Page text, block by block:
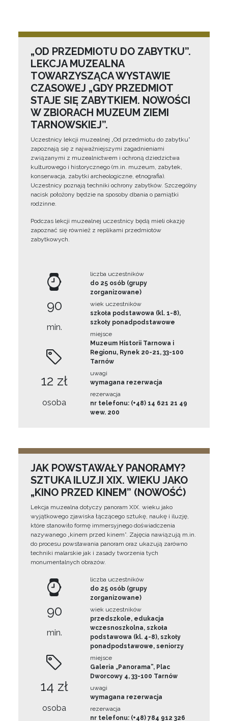
„OD PRZEDMIOTU DO ZABYTKU”.
LEKCJA MUZEALNA
TOWARZYSZĄCA WYSTAWIE
CZASOWEJ „GDY PRZEDMIOT
STAJE SIĘ ZABYTKIEM. NOWOŚCI
W ZBIORACH MUZEUM ZIEMI
TARNOWSKIEJ”.
Uczestnicy lekcji muzealnej „Od przedmiotu do zabytku”
zapoznają się z najważniejszymi zagadnieniami
związanymi z muzealnictwem i ochroną dziedzictwa
kulturowego i historycznego (m.in. muzeum, zabytek,
konserwacja, zabytki archeologiczne, etnografia).
Uczestnicy poznają techniki ochrony zabytków. Szczególny
nacisk położony będzie na sposoby dbania o pamiątki
rodzinne.
Podczas lekcji muzealnej uczestnicy będą mieli okazję
zapoznać się również z replikami przedmiotów
zabytkowych.
90
min.
12 zł
osoba
liczba uczestników
do 25 osób (grupy
zorganizowane)
wiek uczestników
szkoła podstawowa (kl. 1-8),
szkoły ponadpodstawowe
miejsce
Muzeum Historii Tarnowa i
Regionu, Rynek 20-21, 33-100
Tarnów
uwagi
wymagana rezerwacja
rezerwacja
nr telefonu: (+48) 14 621 21 49
wew. 200
JAK POWSTAWAŁY PANORAMY?
SZTUKA ILUZJI XIX. WIEKU JAKO
„KINO PRZED KINEM” (NOWOŚĆ)
Lekcja muzealna dotyczy panoram XIX. wieku jako
wyjątkowego zjawiska łączącego sztukę, naukę i iluzję,
które stanowiło formę immersyjnego doświadczenia
nazywanego „kinem przed kinem”. Zajęcia nawiązują m.in.
do procesu powstawania panoram oraz ukazują zarówno
techniki malarskie jak i zasady tworzenia tych
monumentalnych obrazów.
90
min.
14 zł
osoba
liczba uczestników
do 25 osób (grupy
zorganizowane)
wiek uczestników
przedszkole, edukacja
wczesnoszkolna, szkoła
podstawowa (kl. 4-8), szkoły
ponadpodstawowe, seniorzy
miejsce
Galeria „Panorama”, Plac
Dworcowy 4, 33-100 Tarnów
uwagi
wymagana rezerwacja
rezerwacja
nr telefonu: (+48) 784 912 326